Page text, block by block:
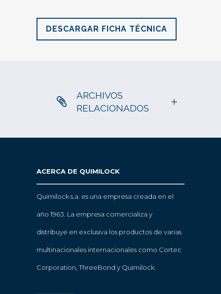
DESCARGAR FICHA TÉCNICA
ARCHIVOS
RELACIONADOS
ACERCA DE QUIMILOCK
Quimilock s.a. es una empresa creada en el
año 1963. La empresa comercializa y
distribuye en exclusiva los productos de varias
multinacionales internacionales como Cortec
Corporation, ThreeBond y Quimilock.